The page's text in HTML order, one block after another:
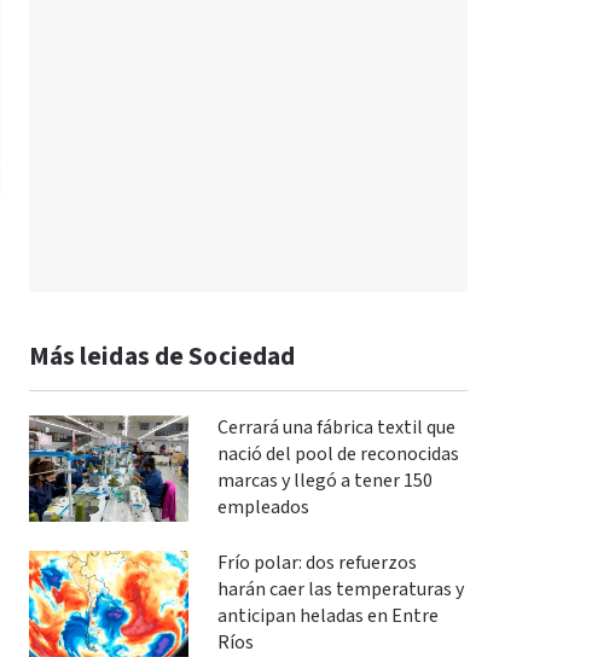
Más leidas de Sociedad
Cerrará una fábrica textil que
nació del pool de reconocidas
marcas y llegó a tener 150
empleados
Frío polar: dos refuerzos
harán caer las temperaturas y
anticipan heladas en Entre
Ríos